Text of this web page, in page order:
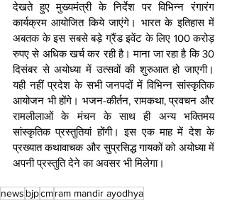
देखते हुए मुख्यमंत्री के निर्देश पर विभिन्न रंगारंग
कार्यक्रम आयोजित किये जाएंगे। भारत के इतिहास में
अबतक के इस सबसे बड़े ग्रैंड इवेंट के लिए 100 करोड़
रुपए से अधिक खर्च कर रही है। माना जा रहा है कि 30
दिसंबर से अयोध्या में उत्सवों की शुरुआत हो जाएगी।
यही नहीं प्रदेश के सभी जनपदों में विभिन्न सांस्कृतिक
आयोजन भी होंगे। भजन-कीर्तन, रामकथा, प्रवचन और
रामलीलाओं के मंचन के साथ ही अन्य भक्तिमय
सांस्कृतिक प्रस्तुतियां होंगी। इस एक माह में देश के
प्रख्यात कथावाचक और सुप्रसिद्ध गायकों को अयोध्या में
अपनी प्रस्तुति देने का अवसर भी मिलेगा।
news bjpcmram mandir ayodhya